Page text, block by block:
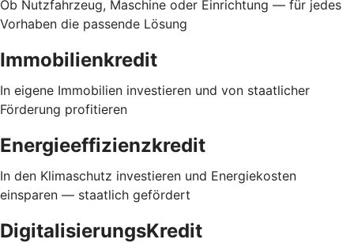
Ob Nutzfahrzeug, Maschine oder Einrichtung — für jedes
Vorhaben die passende Lösung
Immobilienkredit
In eigene Immobilien investieren und von staatlicher
Förderung profitieren
Energieeffizienzkredit
In den Klimaschutz investieren und Energiekosten
einsparen — staatlich gefördert
DigitalisierungsKredit